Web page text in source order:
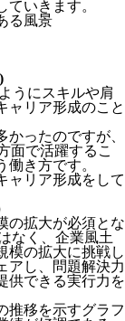
いきます。
うにスキルや肩
ャリア形成のこと
ったのですが、
面で活躍するこ
き方です。
の拡大が必須とな
なく、企業風土
模の拡大に挑戦し
アし、問題解決力
供できる実行力を